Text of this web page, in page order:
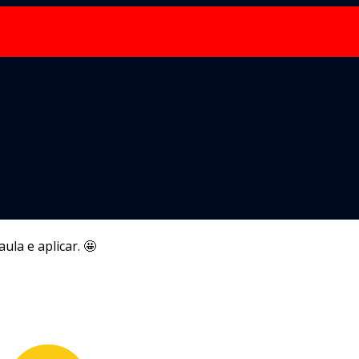
e aplicar. 🤩